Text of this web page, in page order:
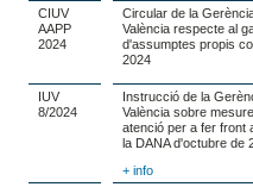
CIUV
AAPP
2024
Circular de la
València respecte al
d'assumptes propis
2024
IUV
8/2024
Instrucció de la
València sobre
atenció per a fer front
la DANA d'octubre de
+ info